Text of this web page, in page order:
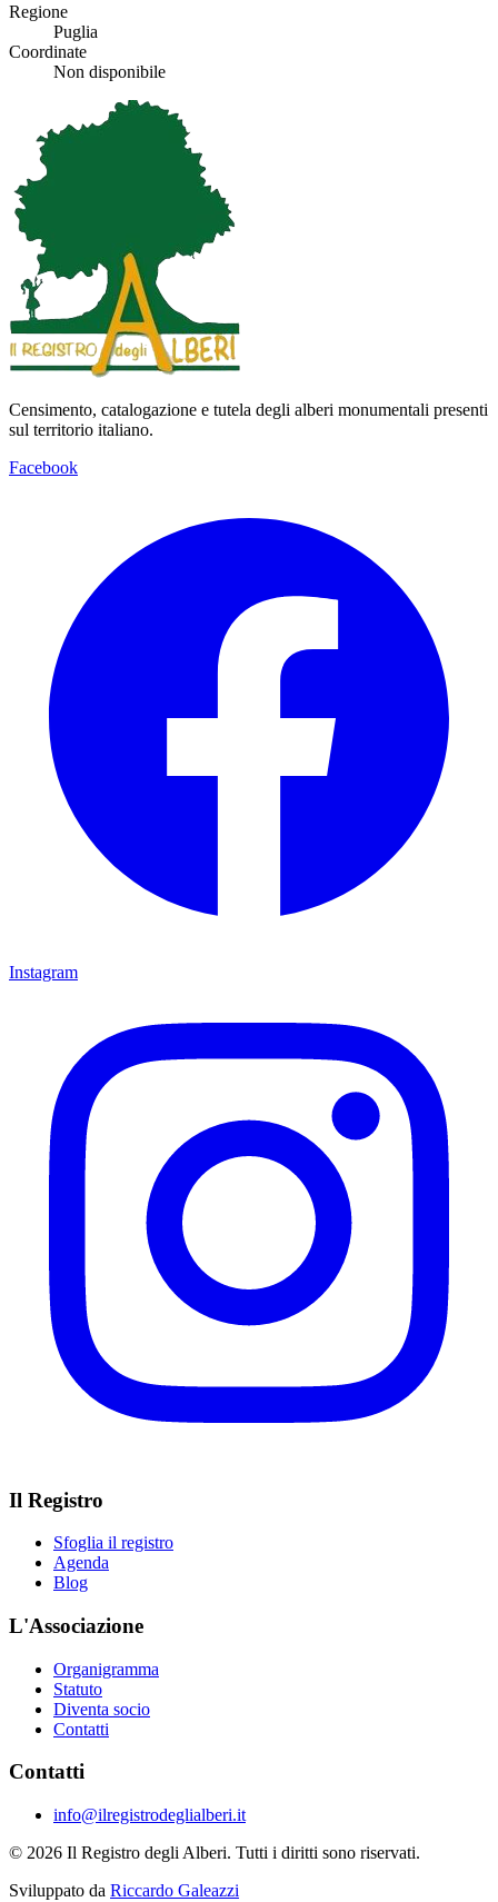
Regione
Puglia
Coordinate
Non disponibile
Censimento, catalogazione e tutela degli alberi monumentali presenti
sul territorio italiano.
Facebook
Instagram
Il Registro
Sfoglia il registro
Agenda
Blog
L'Associazione
Organigramma
Statuto
Diventa socio
Contatti
Contatti
info@ilregistrodeglialberi.it
© 2026 Il Registro degli Alberi. Tutti i diritti sono riservati.
Sviluppato da Riccardo Galeazzi